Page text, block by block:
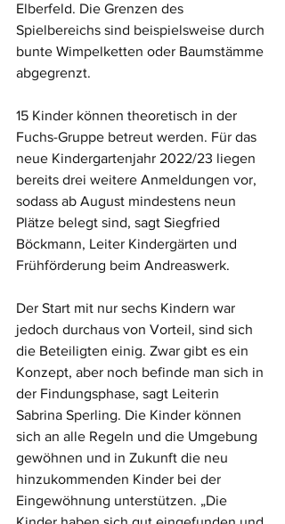
Elberfeld. Die Grenzen des
Spielbereichs sind beispielsweise durch
bunte Wimpelketten oder Baumstämme
abgegrenzt.
15 Kinder können theoretisch in der
Fuchs-Gruppe betreut werden. Für das
neue Kindergartenjahr 2022/23 liegen
bereits drei weitere Anmeldungen vor,
sodass ab August mindestens neun
Plätze belegt sind, sagt Siegfried
Böckmann, Leiter Kindergärten und
Frühförderung beim Andreaswerk.
Der Start mit nur sechs Kindern war
jedoch durchaus von Vorteil, sind sich
die Beteiligten einig. Zwar gibt es ein
Konzept, aber noch befinde man sich in
der Findungsphase, sagt Leiterin
Sabrina Sperling. Die Kinder können
sich an alle Regeln und die Umgebung
gewöhnen und in Zukunft die neu
hinzukommenden Kinder bei der
Eingewöhnung unterstützen. „Die